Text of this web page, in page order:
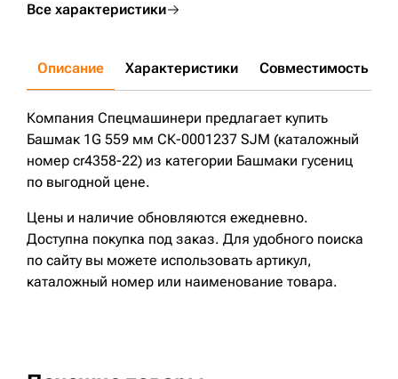
Все характеристики
Описание Характеристики Совместимость
Компания Спецмашинери предлагает купить
Башмак 1G 559 мм СК-0001237 SJM (каталожный
номер cr4358-22) из категории Башмаки гусениц
по выгодной цене.
Цены и наличие обновляются ежедневно.
Доступна покупка под заказ. Для удобного поиска
по сайту вы можете использовать артикул,
каталожный номер или наименование товара.